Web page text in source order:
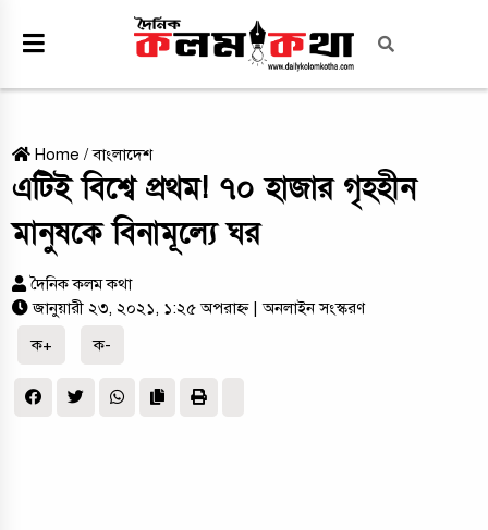
Home /বাংলাদেশ
এটিই বিশ্বে প্রথম! ৭০ হাজার গৃহহীন
মানুষকে বিনামূল্যে ঘর
দৈনিক কলম কথা
জানুয়ারী ২৩, ২০২১, ১:২৫ অপরাহ্ন
| অনলাইন সংস্করণ
ক+
ক-